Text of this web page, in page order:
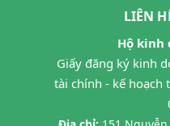
LIÊN
Hộ kinh
Giấy đăng ký kinh
tài chính - kế hoạch